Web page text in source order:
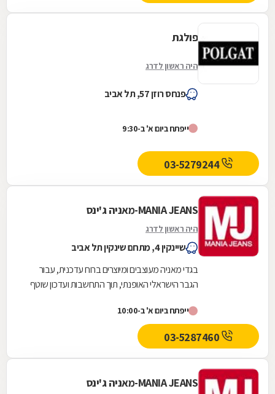
פולגת
היה ראשון לדרג
פנחס רוזן 57, תל אביב
ייפתח ביום א' ב-9:30
03-5279244
MANIA JEANS-מאניה ג'ינס
היה ראשון לדרג
שיינקין 4, מתחם שינקין תל אביב
בגדי מאניה מעוצבים ומיוצרים ברוח עדכנית, עבור
הגבר הישראלי האופנתי, תוך התחשבות ועדכון שוטף
אותה...
ייפתח ביום א' ב-10:00
MANIA JEANS-מאניה ג'ינס